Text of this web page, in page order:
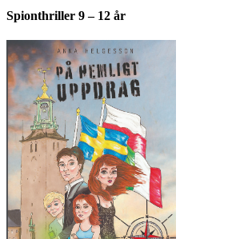
Spionthriller 9 – 12 år